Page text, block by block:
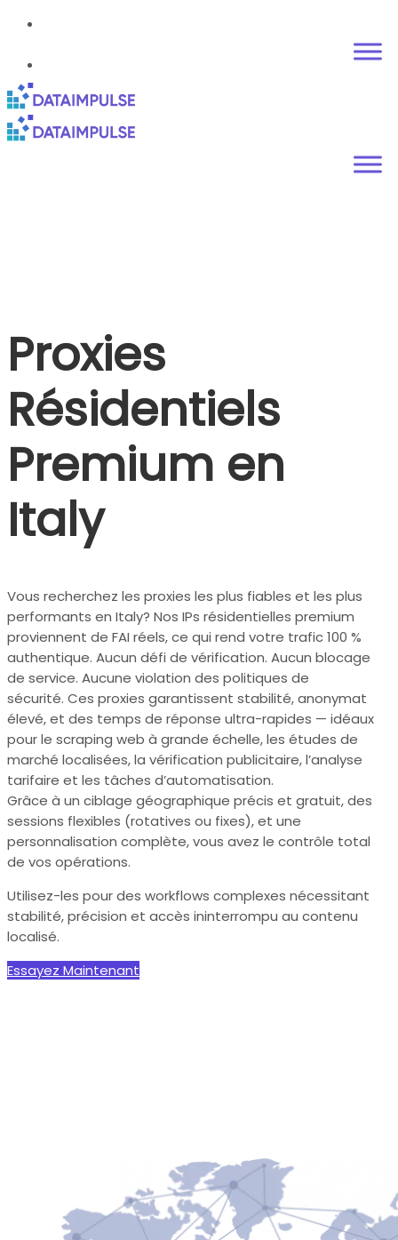
Proxies
Résidentiels
Premium en
Italy
Vous recherchez les proxies les plus fiables et les plus
performants en Italy? Nos IPs résidentielles premium
proviennent de FAI réels, ce qui rend votre trafic 100 %
authentique. Aucun défi de vérification. Aucun blocage
de service. Aucune violation des politiques de
sécurité. Ces proxies garantissent stabilité, anonymat
élevé, et des temps de réponse ultra-rapides — idéaux
pour le scraping web à grande échelle, les études de
marché localisées, la vérification publicitaire, l’analyse
tarifaire et les tâches d’automatisation.
Grâce à un ciblage géographique précis et gratuit, des
sessions flexibles (rotatives ou fixes), et une
personnalisation complète, vous avez le contrôle total
de vos opérations.
Utilisez-les pour des workflows complexes nécessitant
stabilité, précision et accès ininterrompu au contenu
localisé.
Essayez Maintenant